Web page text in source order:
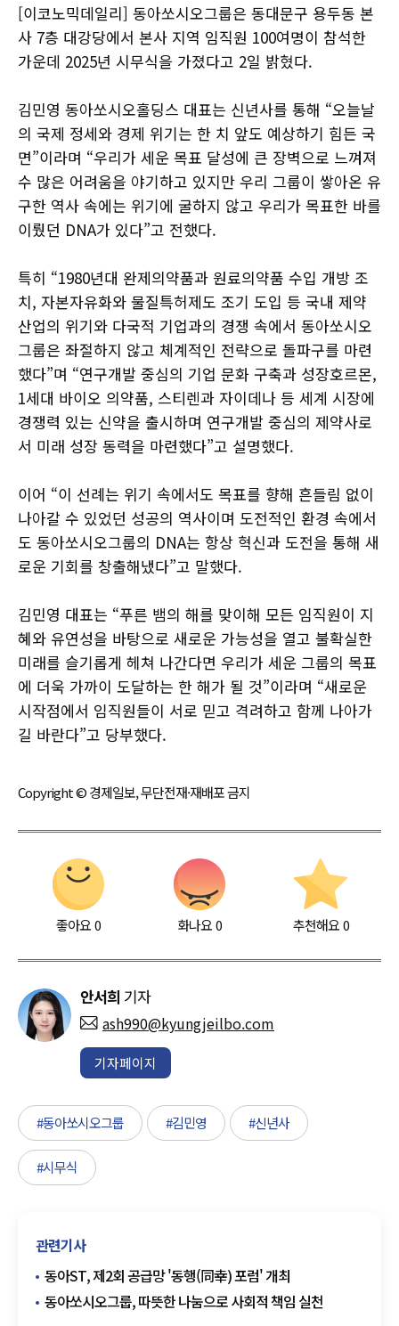
[이코노믹데일리] 동아쏘시오그룹은 동대문구 용두동 본
사 7층 대강당에서 본사 지역 임직원 100여명이 참석한
가운데 2025년 시무식을 가졌다고 2일 밝혔다.
김민영 동아쏘시오홀딩스 대표는 신년사를 통해 “오늘날
의 국제 정세와 경제 위기는 한 치 앞도 예상하기 힘든 국
면”이라며 “우리가 세운 목표 달성에 큰 장벽으로 느껴져
수 많은 어려움을 야기하고 있지만 우리 그룹이 쌓아온 유
구한 역사 속에는 위기에 굴하지 않고 우리가 목표한 바를
이뤘던 DNA가 있다”고 전했다.
특히 “1980년대 완제의약품과 원료의약품 수입 개방 조
치, 자본자유화와 물질특허제도 조기 도입 등 국내 제약
산업의 위기와 다국적 기업과의 경쟁 속에서 동아쏘시오
그룹은 좌절하지 않고 체계적인 전략으로 돌파구를 마련
했다”며 “연구개발 중심의 기업 문화 구축과 성장호르몬,
1세대 바이오 의약품, 스티렌과 자이데나 등 세계 시장에
경쟁력 있는 신약을 출시하며 연구개발 중심의 제약사로
서 미래 성장 동력을 마련했다”고 설명했다.
이어 “이 선례는 위기 속에서도 목표를 향해 흔들림 없이
나아갈 수 있었던 성공의 역사이며 도전적인 환경 속에서
도 동아쏘시오그룹의 DNA는 항상 혁신과 도전을 통해 새
로운 기회를 창출해냈다”고 말했다.
김민영 대표는 “푸른 뱀의 해를 맞이해 모든 임직원이 지
혜와 유연성을 바탕으로 새로운 가능성을 열고 불확실한
미래를 슬기롭게 헤쳐 나간다면 우리가 세운 그룹의 목표
에 더욱 가까이 도달하는 한 해가 될 것”이라며 “새로운
시작점에서 임직원들이 서로 믿고 격려하고 함께 나아가
길 바란다”고 당부했다.
Copyright © 경제일보, 무단전재·재배포 금지
좋아요0 화나요0 추천해요 0
안서희 기자
ash990@kyungjeilbo.com
기자페이지
#동아쏘시오그룹 #김민영 #신년사
#시무식
관련기사
동아ST, 제2회 공급망 '동행(同幸) 포럼' 개최
동아쏘시오그룹, 따뜻한 나눔으로 사회적 책임 실천